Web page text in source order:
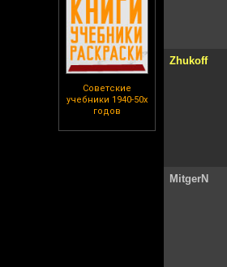
Советские
учебники 1940-50х
годов
Zhukoff
MitgerN